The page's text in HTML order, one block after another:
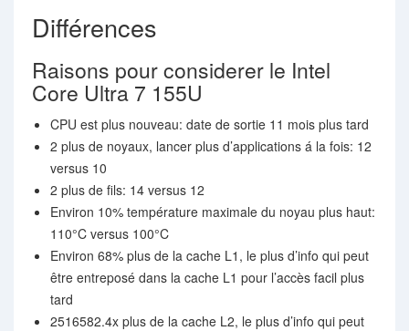
Différences
Raisons pour considerer le Intel
Core Ultra 7 155U
CPU est plus nouveau: date de sortie 11 mois plus tard
2 plus de noyaux, lancer plus d’applications á la fois: 12
versus 10
2 plus de fils: 14 versus 12
Environ 10% température maximale du noyau plus haut:
110°C versus 100°C
Environ 68% plus de la cache L1, le plus d’info qui peut
être entreposé dans la cache L1 pour l’accès facil plus
tard
2516582.4x plus de la cache L2, le plus d’info qui peut